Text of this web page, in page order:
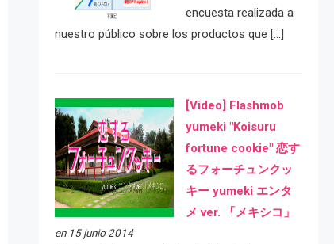
encuesta realizada a
nuestro público sobre los productos que […]
[Video] Flashmob
yumeki "Koisuru
fortune cookie" 恋す
るフォーチュンクッ
キー yumeki エンタ
メ ver. 「メキシコ」
en 15 junio 2014